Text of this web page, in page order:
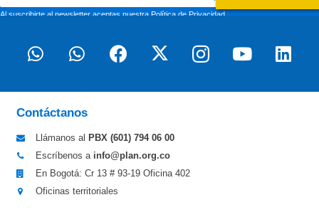
Al suscribirte al newsletter aceptas nuestraPolítica de Privacidad
Contáctanos
Llámanos al PBX (601) 794 06 00
Escríbenos a info@plan.org.co
En Bogotá: Cr 13 # 93-19 Oficina 402
Oficinas territoriales